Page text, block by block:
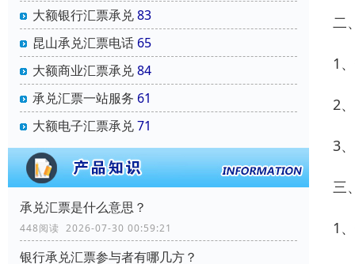
大额银行汇票承兑83
昆山承兑汇票电话 65
大额商业汇票承兑84
承兑汇票一站服务 61
大额电子汇票承兑71
承兑汇票是什么意思？
448阅读 2026-07-30 00:59:21
银行承兑汇票参与者有哪几方？
二
1
2
3
三
1